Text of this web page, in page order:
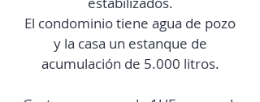
El condominio tiene agua de pozo
y la casa un estanque de
acumulación de 5.000 litros.